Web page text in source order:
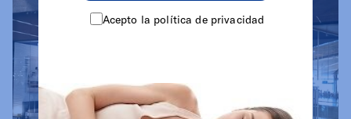
Acepto la política de privacidad